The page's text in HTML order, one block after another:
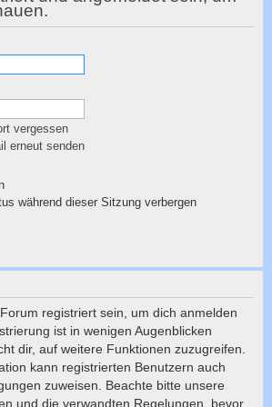
vergessen
erneut senden
während dieser Sitzung verbergen
registriert sein, um dich anmelden
ist in wenigen Augenblicken
dir, auf weitere Funktionen zuzugreifen.
kann registrierten Benutzern auch
zuweisen. Beachte bitte unsere
und die verwandten Regelungen, bevor